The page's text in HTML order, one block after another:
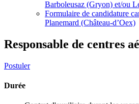
Barboleusaz (Gryon) et/ou
Formulaire de candidature
Planemard (Château-d’Oex)
Responsable de centres
Postuler
Durée